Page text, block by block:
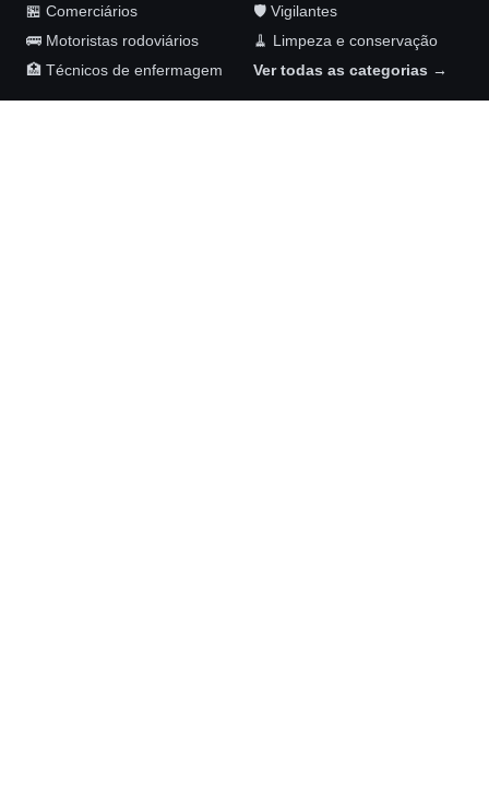
🏪 Comerciários
🛡️ Vigilantes
🚌 Motoristas rodoviários
🧹 Limpeza e conservação
🏥 Técnicos de enfermagem
Ver todas as categorias →